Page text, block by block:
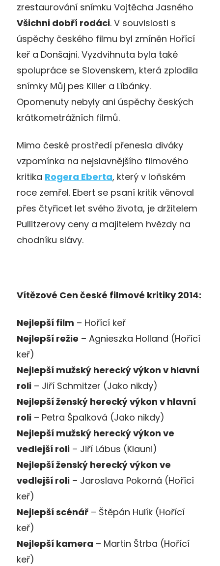
zrestaurování snímku Vojtěcha Jasného
Všichni dobří rodáci. V souvislosti s
úspěchy českého filmu byl zmíněn Hořící
keř a Donšajni. Vyzdvihnuta byla také
spolupráce se Slovenskem, která zplodila
snímky Můj pes Killer a Líbánky.
Opomenuty nebyly ani úspěchy českých
krátkometrážních filmů.
Mimo české prostředí přenesla diváky
vzpomínka na nejslavnějšího filmového
kritika Rogera Eberta, který v loňském
roce zemřel. Ebert se psaní kritik věnoval
přes čtyřicet let svého života, je držitelem
Pullitzerovy ceny a majitelem hvězdy na
chodníku slávy.
Vítězové Cen české filmové kritiky 2014:
Nejlepší film – Hořící keř
Nejlepší režie – Agnieszka Holland (Hořící
keř)
Nejlepší mužský herecký výkon v hlavní
roli – Jiří Schmitzer (Jako nikdy)
Nejlepší ženský herecký výkon v hlavní
roli – Petra Špalková (Jako nikdy)
Nejlepší mužský herecký výkon ve
vedlejší roli – Jiří Lábus (Klauni)
Nejlepší ženský herecký výkon ve
vedlejší roli – Jaroslava Pokorná (Hořící
keř)
Nejlepší scénář – Štěpán Hulík (Hořící
keř)
Nejlepší kamera – Martin Štrba (Hořící
keř)